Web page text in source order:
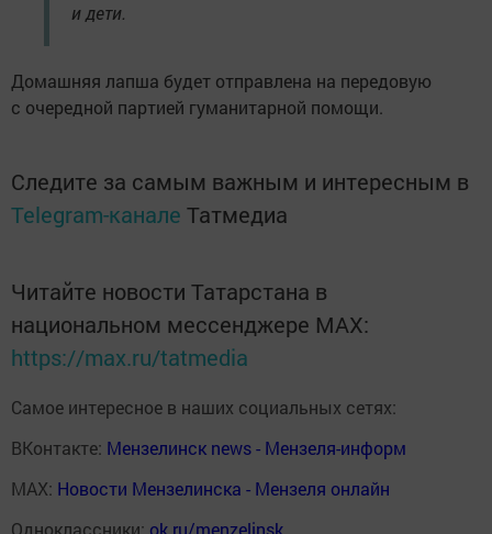
и дети.
Домашняя лапша будет отправлена на передовую
с очередной партией гуманитарной помощи.
Следите за самым важным и интересным в
Telegram-канале Татмедиа
Читайте новости Татарстана в
национальном мессенджере MАХ:
https://max.ru/tatmedia
Самое интересное в наших социальных сетях:
ВКонтакте: Мензелинск news - Мензеля-информ
MAX: Новости Мензелинска - Мензеля онлайн